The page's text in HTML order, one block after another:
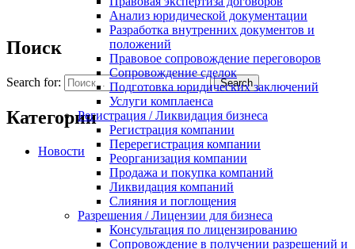
Анализ юридической документации
Разработка внутренних документов и
положений
Правовое сопровождение переговоров
Сопровождение сделок
Подготовка юридических заключений
Услуги комплаенса
Регистрация / Ликвидация бизнеса
Регистрация компании
Перерегистрация компании
Реорганизация компании
Продажа и покупка компаний
Ликвидация компаний
Слияния и поглощения
Разрешения / Лицензии для бизнеса
Консультация по лицензированию
Сопровождение в получении разрешений и
Поиск
Search for: Search
Категории
Новости